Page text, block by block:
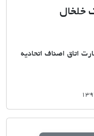
خلخال
اتاق اصناف اتحادیه